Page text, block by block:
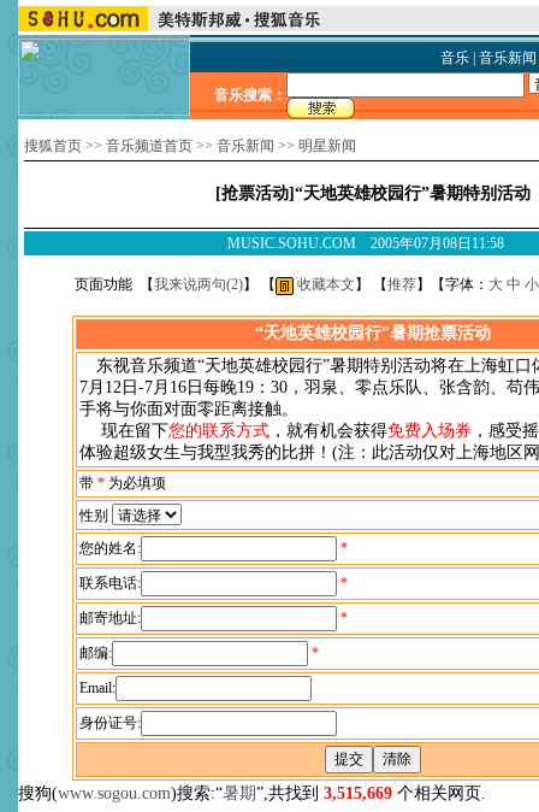
音乐| 音乐新闻
音乐搜索：
搜狐首页 >> 音乐频道首页 >> 音乐新闻 >> 明星新闻
[抢票活动]“天地英雄校园行”暑期特别活动
MUSIC.SOHU.COM 2005年07月08日11:58
页面功能 【我来说两句(2)】 【 收藏本文 】 【推荐】【字体： 大 中 小
“天地英雄校园行”暑期抢票活动
东视音乐频道“天地英雄校园行”暑期特别活动将在上海虹口
7月12日-7月16日每晚19：30，羽泉、零点乐队、张含韵、苟
手将与你面对面零距离接触。
现在留下您的联系方式 ，就有机会获得免费入场券 ，感受
体验超级女生与我型我秀的比拼！(注：此活动仅对上海地区
带 * 为必填项
性别
您的姓名:
*
联系电话: *
邮寄地址: *
邮编: *
Email:
身份证号:
搜狗(www.sogou.com)搜索:“暑期”,共找到 3,515,669 个相关网页.